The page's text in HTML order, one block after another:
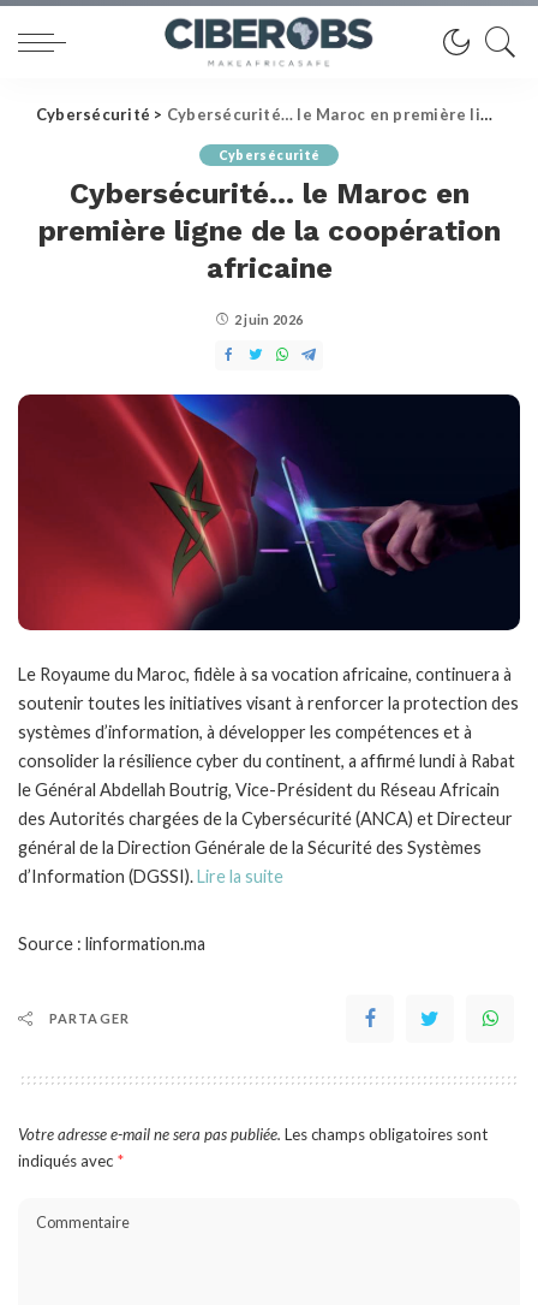
Cybersécurité > Cybersécurité… le Maroc en première ligne de la coopération africaine
Cybersécurité
Cybersécurité… le Maroc en
première ligne de la coopération
africaine
2 juin 2026
Le Royaume du Maroc, fidèle à sa vocation africaine, continuera à
soutenir toutes les initiatives visant à renforcer la protection des
systèmes d’information, à développer les compétences et à
consolider la résilience cyber du continent, a affirmé lundi à Rabat
le Général Abdellah Boutrig, Vice-Président du Réseau Africain
des Autorités chargées de la Cybersécurité (ANCA) et Directeur
général de la Direction Générale de la Sécurité des Systèmes
d’Information (DGSSI).Lire la suite
Source : linformation.ma
PARTAGER
Votre adresse e-mail ne sera pas publiée. Les champs obligatoires sont
indiqués avec *